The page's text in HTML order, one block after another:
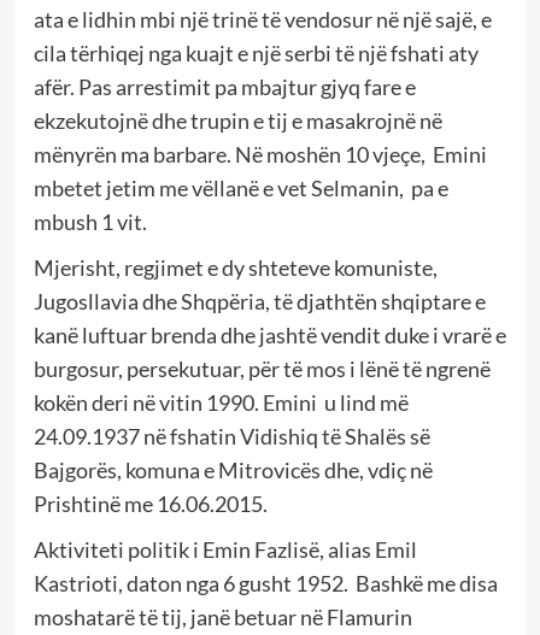
ata e lidhin mbi një trinë të vendosur në një sajë, e
cila tërhiqej nga kuajt e një serbi të një fshati aty
afër. Pas arrestimit pa mbajtur gjyq fare e
ekzekutojnë dhe trupin e tij e masakrojnë në
mënyrën ma barbare. Në moshën 10 vjeçe, Emini
mbetet jetim me vëllanë e vet Selmanin, pa e
mbush 1 vit.
Mjerisht, regjimet e dy shteteve komuniste,
Jugosllavia dhe Shqpëria, të djathtën shqiptare e
kanë luftuar brenda dhe jashtë vendit duke i vrarë e
burgosur, persekutuar, për të mos i lënë të ngrenë
kokën deri në vitin 1990. Emini u lind më
24.09.1937 në fshatin Vidishiq të Shalës së
Bajgorës, komuna e Mitrovicës dhe, vdiç në
Prishtinë me 16.06.2015.
Aktiviteti politik i Emin Fazlisë, alias Emil
Kastrioti, daton nga 6 gusht 1952. Bashkë me disa
moshatarë të tij, janë betuar në Flamurin